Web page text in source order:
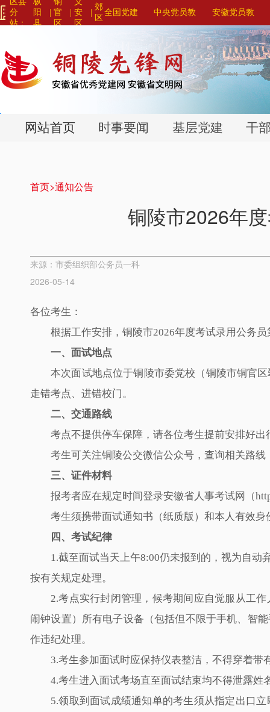
分
站：
阳
县
官
区
|安
区
|
郊
区
全国党建 中央党员教
育系列平台>
>
安徽党员教
育系列平台>
>
网站首页 时事要闻 基层党建 干
首页>通知公告
铜陵市2026年
来源：市委组织部公务员一科
2026-05-14
各位考生：
根据工作安排，铜陵市2026年度考试录用公务
一、面试地点
本次面试地点位于铜陵市委党校（铜陵市铜官
走错考点、进错校门。
二、交通路线
考点不提供停车保障，请各位考生提前安排好出
考生可关注铜陵公交微信公众号，查询相关路
三、证件材料
报考者应在规定时间登录安徽省人事考试网（
考生须携带面试通知书（纸质版）和本人有效
四、考试纪律
1.截至面试当天上午8:00仍未报到的，视为自
按有关规定处理。
2.考点实行封闭管理，候考期间应自觉服从工
闹钟设置）所有电子设备（包括但不限于手机、智
作违纪处理。
3.考生参加面试时应保持仪表整洁，不得穿着
4.考生进入面试考场直至面试结束均不得泄露
5.领取到面试成绩通知单的考生须从指定出口